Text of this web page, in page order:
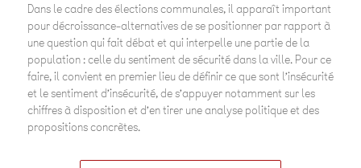
Dans le cadre des élections communales, il apparaît important
pour décroissance-alternatives de se positionner par rapport à
une question qui fait débat et qui interpelle une partie de la
population : celle du sentiment de sécurité dans la ville. Pour ce
faire, il convient en premier lieu de définir ce que sont l’insécurité
et le sentiment d’insécurité, de s’appuyer notamment sur les
chiffres à disposition et d’en tirer une analyse politique et des
propositions concrètes.